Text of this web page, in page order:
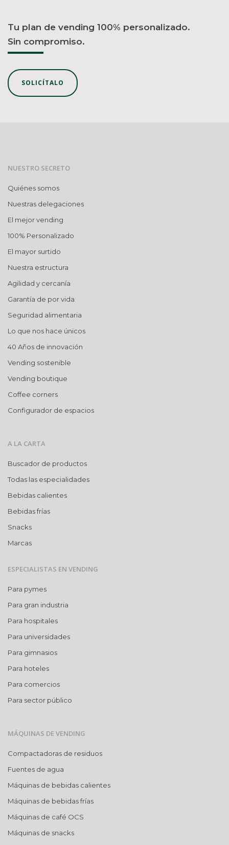
Tu plan de vending 100% personalizado.
Sin compromiso.
SOLICÍTALO
NUESTRO SECRETO
Quiénes somos
Nuestras delegaciones
El mejor vending
100% Personalizado
El mayor surtido
Nuestra estructura
Agilidad y cercanía
Garantía de por vida
Seguridad alimentaria
Lo que nos hace únicos
40 Años de innovación
Vending sostenible
Vending boutique
Coffee corners
Configurador de espacios
A LA CARTA
Buscador de productos
Todas las especialidades
Bebidas calientes
Bebidas frías
Snacks
Marcas
ESPECIALISTAS EN VENDING
Para pymes
Para gran industria
Para hospitales
Para universidades
Para gimnasios
Para hoteles
Para comercios
Para sector público
MÁQUINAS DE VENDING
Compactadoras de residuos
Fuentes de agua
Máquinas de bebidas calientes
Máquinas de bebidas frías
Máquinas de café OCS
Máquinas de snacks